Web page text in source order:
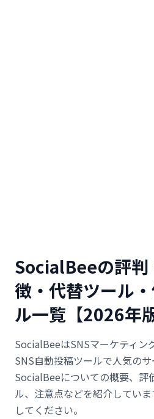
SocialBeeの評判
徴・代替ツール
ル一覧【2026年版
SocialBeeはSNSマーケティン
SNS自動投稿ツールで人気の
SocialBeeについての概要、評
ル、注意点などを紹介してい
してください。